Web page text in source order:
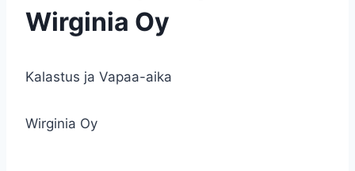
Wirginia Oy
Kalastus ja Vapaa-aika
Wirginia Oy
Endura 40